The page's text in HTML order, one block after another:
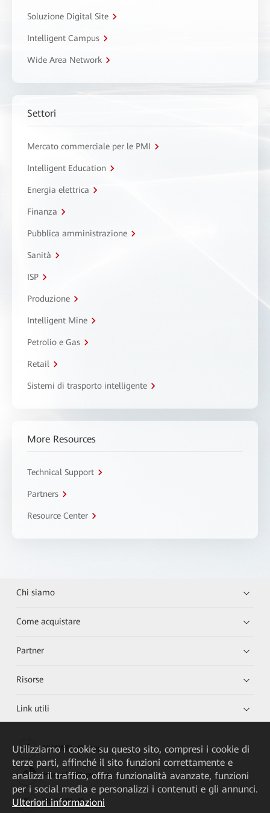
Soluzione Digital Site
Intelligent Campus
Wide Area Network
Settori
Mercato commerciale per le PMI
Intelligent Education
Energia elettrica
Finanza
Pubblica amministrazione
Sanità
ISP
Produzione
Intelligent Mine
Petrolio e Gas
Retail
Sistemi di trasporto intelligente
More Resources
Technical Support
Partners
Resource Center
Chi siamo
Come acquistare
Partner
Risorse
Link utili
HUAWEI eKit App
Huawei HiKnow App
HUAWEI eFly App
Utilizziamo i cookie su questo sito, compresi i cookie di
terze parti, affinché il sito funzioni correttamente e
analizzi il traffico, offra funzionalità avanzate, funzioni
per i social media e personalizzi i contenuti e gli annunci.
Ulteriori informazioni